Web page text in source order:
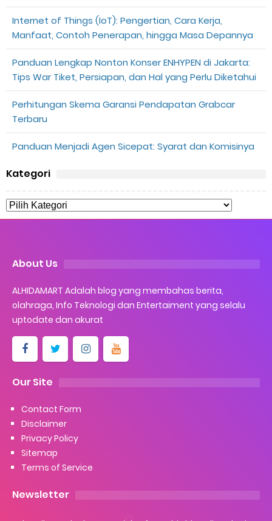
Internet of Things (IoT): Pengertian, Cara Kerja,
Manfaat, Contoh Penerapan, hingga Masa Depannya
Panduan Lengkap Nonton Konser ENHYPEN di Jakarta:
Tips War Tiket, Persiapan, dan Hal yang Perlu Diketahui
Perhitungan Skema Garansi Pendapatan Grabcar
Terbaru
Panduan Menjadi Agen Sicepat: Syarat dan Komisinya
Kategori
About Us
ALHIDAMART Adalah blog yang membahas berita,
olahraga, Info Teknologi dan Entertaiment yang selalu
uptodate dan akurat
Our Site
Contact Form
Disclaimer
Privacy Policy
Sitemap
Terms of Service
Newsletter